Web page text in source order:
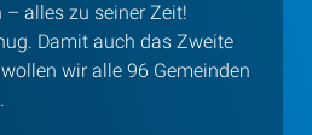
alles zu seiner Zeit!
Damit auch das Zweite
wir alle 96 Gemeinden